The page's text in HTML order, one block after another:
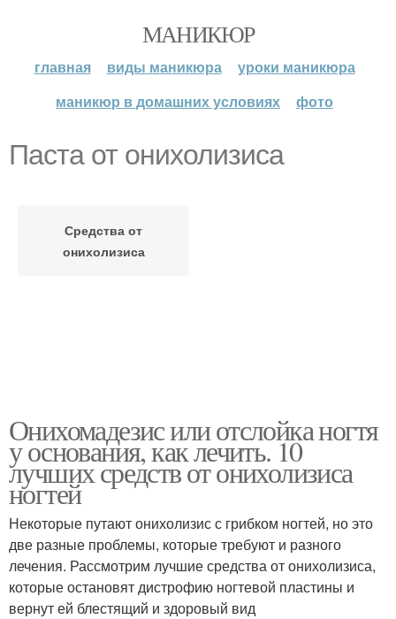
МАНИКЮР
главная виды маникюра
уроки маникюра
маникюр в домашних условиях
фото
Паста от онихолизиса
Средства от
онихолизиса
Онихомадезис или отслойка ногтя
у основания, как лечить. 10
лучших средств от онихолизиса
ногтей
Некоторые путают онихолизис с грибком ногтей, но это
две разные проблемы, которые требуют и разного
лечения. Рассмотрим лучшие средства от онихолизиса,
которые остановят дистрофию ногтевой пластины и
вернут ей блестящий и здоровый вид